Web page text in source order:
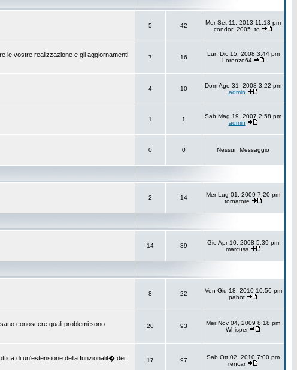
5 42
Mer Set 11, 2013 11:13 pm
condor_2005_to
le vostre realizzazione e gli aggiornamenti
7 16
Lun Dic 15, 2008 3:44 pm
Lorenzo64
4 10
Dom Ago 31, 2008 3:22 pm
admin
1 1
Sab Mag 19, 2007 2:58 pm
admin
0 0 Nessun Messaggio
2 14
Mer Lug 01, 2009 7:20 pm
tornatore
14 89
Gio Apr 10, 2008 5:39 pm
marcuss
8 22
Ven Giu 18, 2010 10:56 pm
pabot
conoscere quali problemi sono
20 93
Mer Nov 04, 2009 8:18 pm
Whisper
di un'estensione della funzionalit� dei
17 97
Sab Ott 02, 2010 7:00 pm
rencar